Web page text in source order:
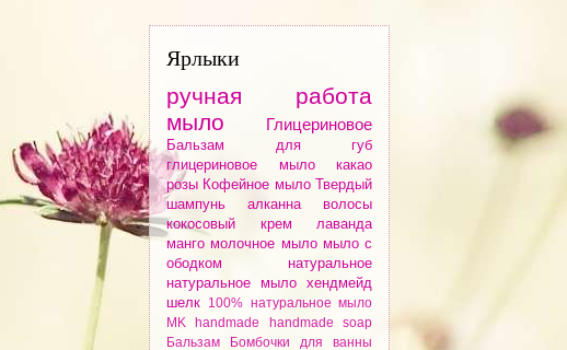
Ярлыки
ручная работа
мыло
Глицериновое
Бальзам для губ
глицериновое мыло какао
розы Кофейное мылоТвердый
шампунь алканнa волосы
кокосовый крем лаванда
мангомолочное мыло мыло с
ободком натуральное
натуральное мыло хендмейд
шелк
100% натуральное мыло
MK
handmade
handmade soap
Бальзам
Бомбочки для ванны